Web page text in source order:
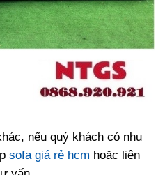
nếu quý khách có nhu
sofa giá rẻ hcm hoặc liên